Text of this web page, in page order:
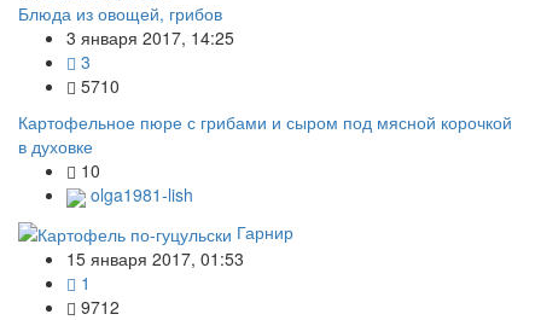
Блюда из овощей, грибов
3 января 2017, 14:25
3
5710
Картофельное пюре с грибами и сыром под мясной корочкой
в духовке
10
olga1981-lish
Гарнир
15 января 2017, 01:53
1
9712